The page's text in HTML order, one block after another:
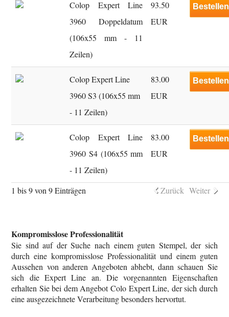
Colop Expert Line
3960 Doppeldatum
(106x55 mm - 11
Zeilen)
93.50
EUR
Bestellen
Colop Expert Line
3960 S3 (106x55 mm
- 11 Zeilen)
83.00
EUR
Bestellen
Colop Expert Line
3960 S4 (106x55 mm
- 11 Zeilen)
83.00
EUR
Bestellen
1 bis 9 von 9 Einträgen Zurück Weiter
Kompromisslose Professionalität
Sie sind auf der Suche nach einem guten Stempel, der sich
durch eine kompromisslose Professionalität und einem guten
Aussehen von anderen Angeboten abhebt, dann schauen Sie
sich die Expert Line an. Die vorgenannten Eigenschaften
erhalten Sie bei dem Angebot Colo Expert Line, der sich durch
eine ausgezeichnete Verarbeitung besonders hervortut.